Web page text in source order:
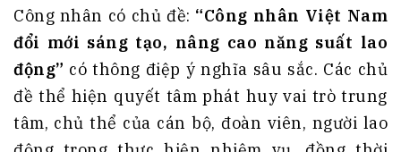
Công nhân có chủ đề: “Công nhân Việt Nam
đổi mới sáng tạo, nâng cao năng suất lao
động” có thông điệp ý nghĩa sâu sắc. Các chủ
đề thể hiện quyết tâm phát huy vai trò trung
tâm, chủ thể của cán bộ, đoàn viên, người lao